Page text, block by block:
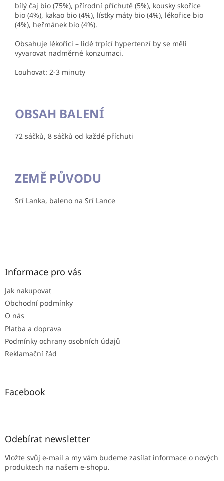
bílý čaj bio (75%), přírodní příchutě (5%), kousky skořice
bio (4%), kakao bio (4%), lístky máty bio (4%), lékořice bio
(4%), heřmánek bio (4%).
Obsahuje lékořici – lidé trpící hypertenzí by se měli
vyvarovat nadměrné konzumaci.
Louhovat: 2-3 minuty
OBSAH BALENÍ
72 sáčků, 8 sáčků od každé příchuti
ZEMĚ PŮVODU
Srí Lanka, baleno na Srí Lance
Z
Informace pro vás
Jak nakupovat
Obchodní podmínky
O nás
Platba a doprava
Podmínky ochrany osobních údajů
Reklamační řád
Facebook
Odebírat newsletter
Vložte svůj e-mail a my vám budeme zasílat informace o nových
produktech na našem e-shopu.